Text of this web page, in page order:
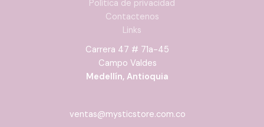
Política de privacidad
Contactenos
Links
Carrera 47 # 71a-45
Campo Valdes
Medellín, Antioquia
ventas@mysticstore.com.co